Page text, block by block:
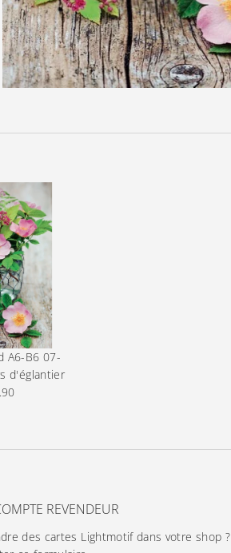
A6-B6 07-
d'églantier
REVENDEUR
des cartes Lightmotif dans votre shop ?